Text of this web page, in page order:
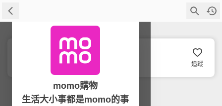
Seele Wiedergeburt 靈醒
追蹤
momo購物
生活大小事都是momo的事